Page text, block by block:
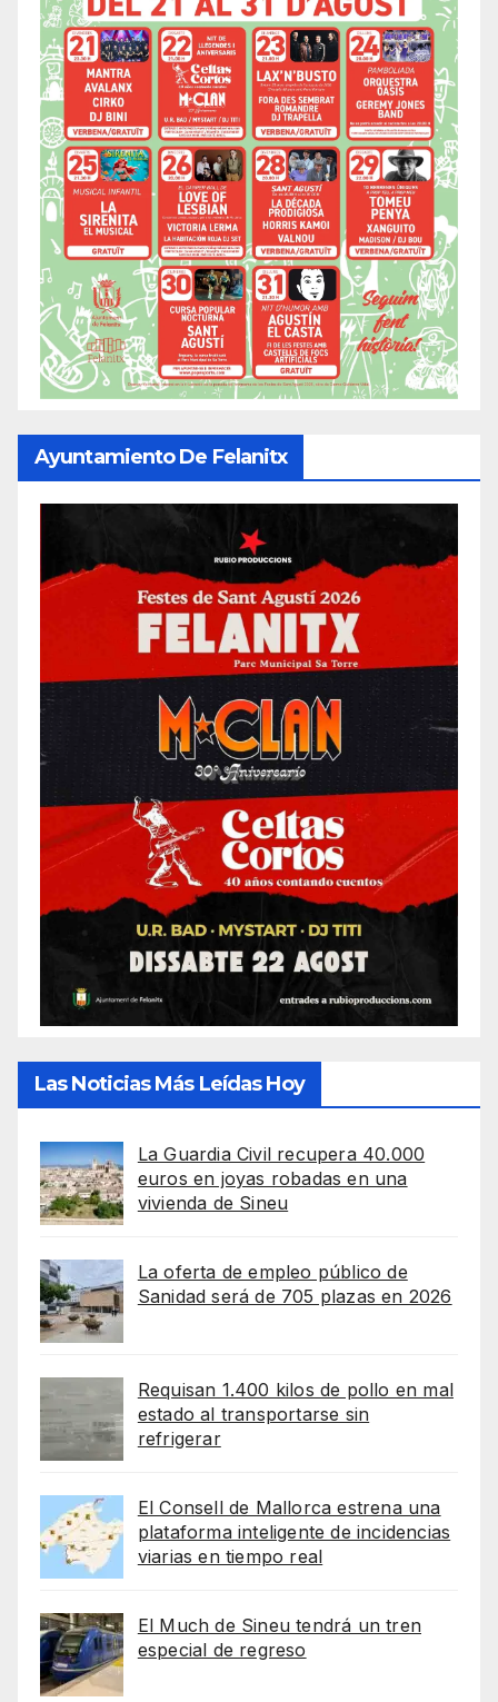
Ayuntamiento De Felanitx
Las Noticias Más Leídas Hoy
La Guardia Civil recupera 40.000
euros en joyas robadas en una
vivienda de Sineu
La oferta de empleo público de
Sanidad será de 705 plazas en 2026
Requisan 1.400 kilos de pollo en mal
estado al transportarse sin
refrigerar
El Consell de Mallorca estrena una
plataforma inteligente de incidencias
viarias en tiempo real
El Much de Sineu tendrá un tren
especial de regreso